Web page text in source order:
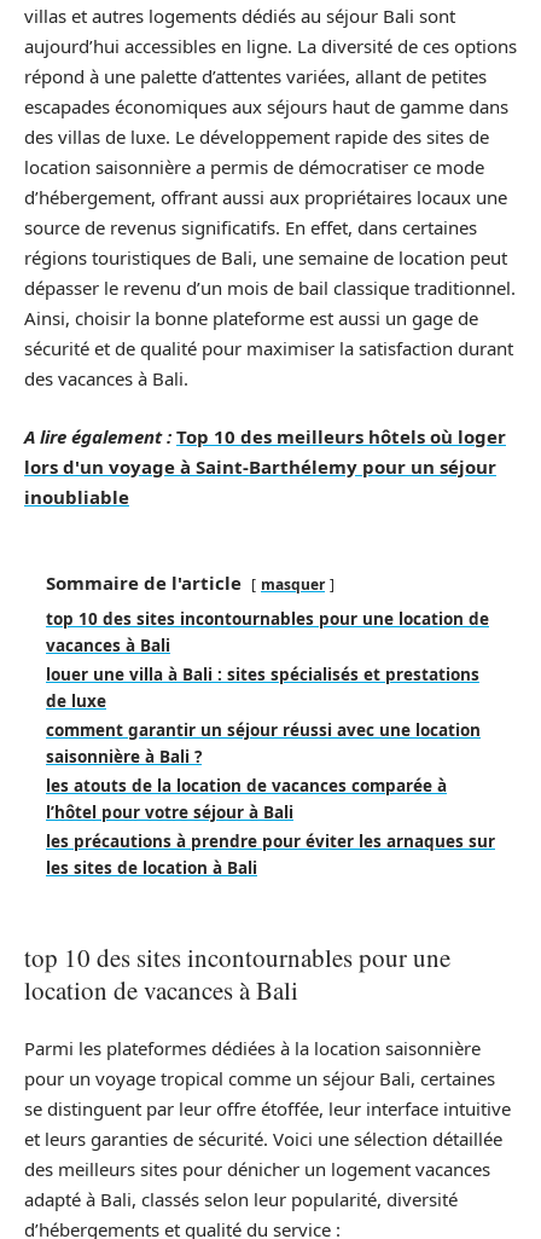
villas et autres logements dédiés au séjour Bali sont
aujourd’hui accessibles en ligne. La diversité de ces options
répond à une palette d’attentes variées, allant de petites
escapades économiques aux séjours haut de gamme dans
des villas de luxe. Le développement rapide des sites de
location saisonnière a permis de démocratiser ce mode
d’hébergement, offrant aussi aux propriétaires locaux une
source de revenus significatifs. En effet, dans certaines
régions touristiques de Bali, une semaine de location peut
dépasser le revenu d’un mois de bail classique traditionnel.
Ainsi, choisir la bonne plateforme est aussi un gage de
sécurité et de qualité pour maximiser la satisfaction durant
des vacances à Bali.
A lire également : Top 10 des meilleurs hôtels où loger
lors d'un voyage à Saint-Barthélemy pour un séjour
inoubliable
Sommaire de l'article masquer
top 10 des sites incontournables pour une location de
vacances à Bali
louer une villa à Bali : sites spécialisés et prestations
de luxe
comment garantir un séjour réussi avec une location
saisonnière à Bali ?
les atouts de la location de vacances comparée à
l’hôtel pour votre séjour à Bali
les précautions à prendre pour éviter les arnaques sur
les sites de location à Bali
top 10 des sites incontournables pour une
location de vacances à Bali
Parmi les plateformes dédiées à la location saisonnière
pour un voyage tropical comme un séjour Bali, certaines
se distinguent par leur offre étoffée, leur interface intuitive
et leurs garanties de sécurité. Voici une sélection détaillée
des meilleurs sites pour dénicher un logement vacances
adapté à Bali, classés selon leur popularité, diversité
d’hébergements et qualité du service :